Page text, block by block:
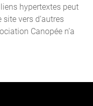
hypertextes peut
vers d’autres
Canopée n’a